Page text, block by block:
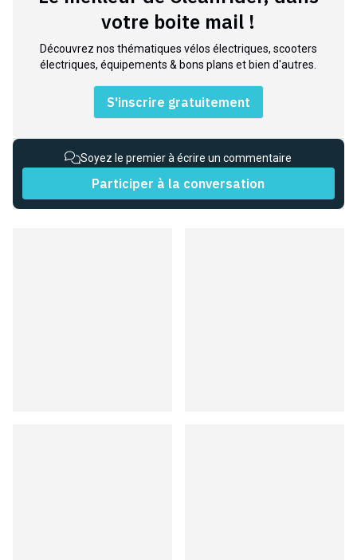
votre boite mail !
Découvrez nos thématiques vélos électriques, scooters
électriques, équipements & bons plans et bien d'autres.
S'inscrire gratuitement
Soyez le premier à écrire un commentaire
Participer à la conversation